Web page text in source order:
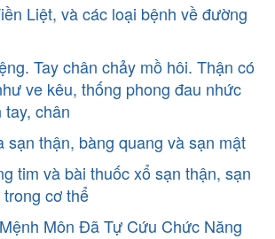
Liệt, và các loại bệnh về đường
Tay chân chảy mồ hôi. Thận có
ve kêu, thống phong đau nhức
chân
sạn thận, bàng quang và sạn mật
tim và bài thuốc xổ sạn thận, sạn
cơ thể
Môn Đã Tự Cứu Chức Năng